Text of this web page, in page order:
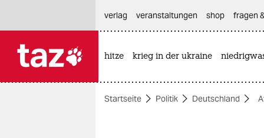
themen
verlag
veranstaltungen shop fragen
hitze krieg in der ukraine
Startseite Politik Deutschland